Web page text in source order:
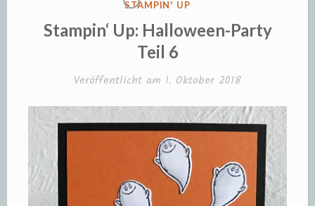
VERÖFFENTLICHT
STAMPIN' UP
Stampin‘ Up: Halloween-Party
Teil 6
Veröffentlicht am 1. Oktober 2018